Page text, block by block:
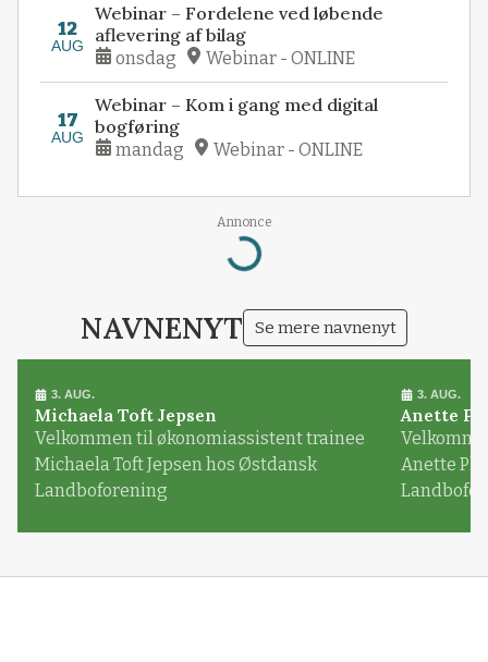
12
AUG
Webinar – Fordelene ved løbende
aflevering af bilag
onsdag Webinar - ONLINE
17
AUG
Webinar – Kom i gang med digital
bogføring
mandag Webinar - ONLINE
Annonce
Loading...
NAVNENYT Se mere navnenyt
3. AUG.
Michaela Toft Jepsen
Velkommen til økonomiassistent trainee
Michaela Toft Jepsen hos Østdansk
Landboforening
3. AUG.
Anette
Anette